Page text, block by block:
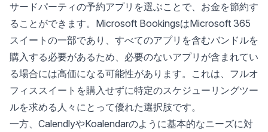
サードパーティの予約アプリを選ぶことで、お金を節約す
ることができます。Microsoft BookingsはMicrosoft 365
スイートの一部であり、すべてのアプリを含むバンドルを
購入する必要があるため、必要のないアプリが含まれてい
る場合には高価になる可能性があります。これは、フルオ
フィススイートを購入せずに特定のスケジューリングツー
ルを求める人々にとって優れた選択肢です。
一方、CalendlyやKoalendarのように基本的なニーズに対